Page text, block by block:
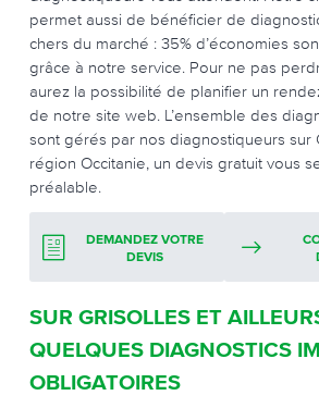
permet aussi de bénéficier de
chers du marché : 35% d’économies
grâce à notre service. Pour ne pas
aurez la possibilité de planifier un
de notre site web. L’ensemble des
sont gérés par nos diagnostiqueurs sur
région Occitanie, un devis gratuit vous
préalable.
DEMANDEZ VOTRE
DEVIS
SUR GRISOLLES ET
QUELQUES DIAGNOSTICS
OBLIGATOIRES